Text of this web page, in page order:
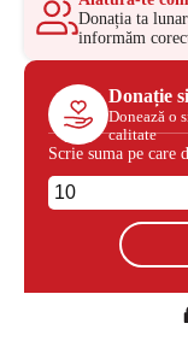
Donația ta
informăm
Donație
Donează o
calitate
Scrie suma pe care